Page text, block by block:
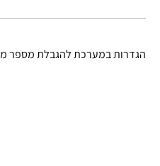
הגדרות במערכת להגבלת מספר